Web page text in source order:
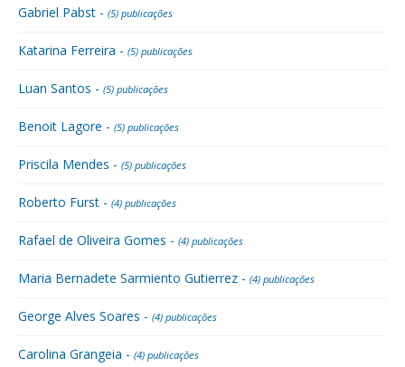
Gabriel Pabst - (5) publicações
Katarina Ferreira - (5) publicações
Luan Santos - (5) publicações
Benoit Lagore - (5) publicações
Priscila Mendes - (5) publicações
Roberto Furst - (4) publicações
Rafael de Oliveira Gomes - (4) publicações
Maria Bernadete Sarmiento Gutierrez - (4) publicações
George Alves Soares - (4) publicações
Carolina Grangeia - (4) publicações